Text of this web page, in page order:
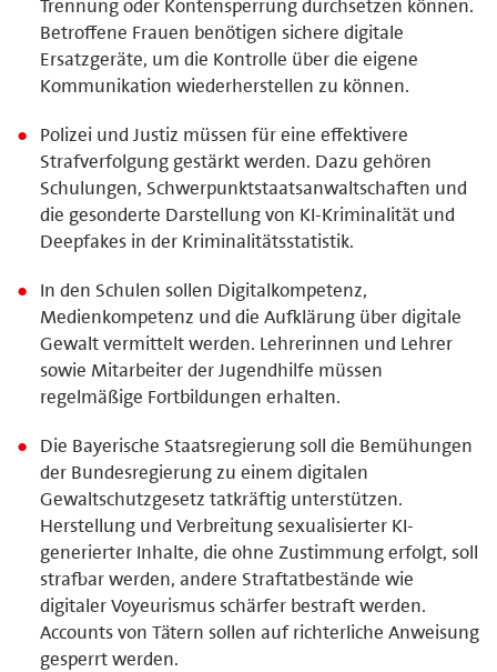
Trennung oder Kontensperrung durchsetzen können.
Betroffene Frauen benötigen sichere digitale
Ersatzgeräte, um die Kontrolle über die eigene
Kommunikation wiederherstellen zu können.
Polizei und Justiz müssen für eine effektivere
Strafverfolgung gestärkt werden. Dazu gehören
Schulungen, Schwerpunktstaatsanwaltschaften und
die gesonderte Darstellung von KI-Kriminalität und
Deepfakes in der Kriminalitätsstatistik.
In den Schulen sollen Digitalkompetenz,
Medienkompetenz und die Aufklärung über digitale
Gewalt vermittelt werden. Lehrerinnen und Lehrer
sowie Mitarbeiter der Jugendhilfe müssen
regelmäßige Fortbildungen erhalten.
Die Bayerische Staatsregierung soll die Bemühungen
der Bundesregierung zu einem digitalen
Gewaltschutzgesetz tatkräftig unterstützen.
Herstellung und Verbreitung sexualisierter KI-
generierter Inhalte, die ohne Zustimmung erfolgt, soll
strafbar werden, andere Straftatbestände wie
digitaler Voyeurismus schärfer bestraft werden.
Accounts von Tätern sollen auf richterliche Anweisung
gesperrt werden.